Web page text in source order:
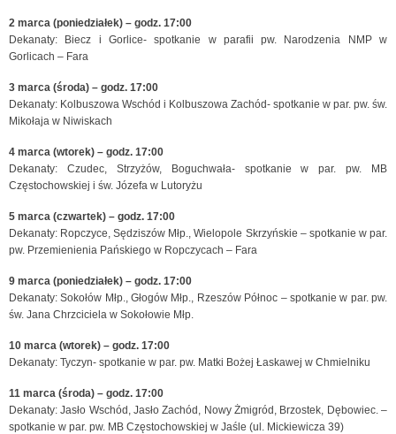
2 marca (poniedziałek) – godz. 17:00
Dekanaty: Biecz i Gorlice- spotkanie w parafii pw. Narodzenia NMP w
Gorlicach – Fara
3 marca (środa) – godz. 17:00
Dekanaty: Kolbuszowa Wschód i Kolbuszowa Zachód- spotkanie w par. pw. św.
Mikołaja w Niwiskach
4 marca (wtorek) – godz. 17:00
Dekanaty: Czudec, Strzyżów, Boguchwała- spotkanie w par. pw. MB
Częstochowskiej i św. Józefa w Lutoryżu
5 marca (czwartek) – godz. 17:00
Dekanaty: Ropczyce, Sędziszów Młp., Wielopole Skrzyńskie – spotkanie w par.
pw. Przemienienia Pańskiego w Ropczycach – Fara
9 marca (poniedziałek) – godz. 17:00
Dekanaty: Sokołów Młp., Głogów Młp., Rzeszów Północ – spotkanie w par. pw.
św. Jana Chrzciciela w Sokołowie Młp.
10 marca (wtorek) – godz. 17:00
Dekanaty: Tyczyn- spotkanie w par. pw. Matki Bożej Łaskawej w Chmielniku
11 marca (środa) – godz. 17:00
Dekanaty: Jasło Wschód, Jasło Zachód, Nowy Żmigród, Brzostek, Dębowiec. –
spotkanie w par. pw. MB Częstochowskiej w Jaśle (ul. Mickiewicza 39)